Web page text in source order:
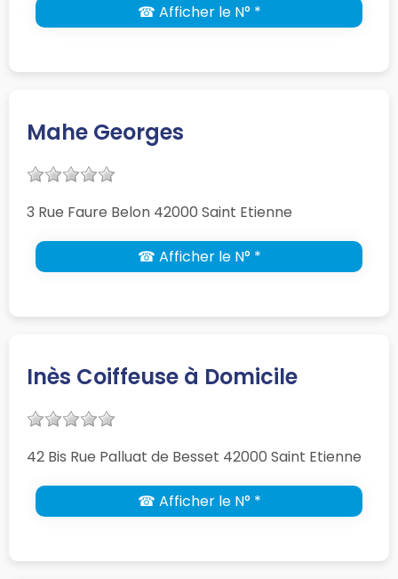
☎ Afficher le N° *
Mahe Georges
3 Rue Faure Belon 42000 Saint Etienne
☎ Afficher le N° *
Inès Coiffeuse à Domicile
42 Bis Rue Palluat de Besset 42000 Saint Etienne
☎ Afficher le N° *